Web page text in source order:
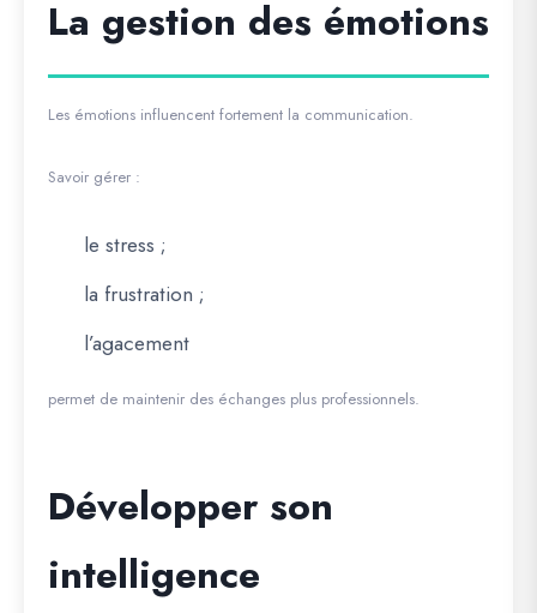
La gestion des émotions
Les émotions influencent fortement la communication.
Savoir gérer :
le stress ;
la frustration ;
l’agacement
permet de maintenir des échanges plus professionnels.
Développer son
intelligence